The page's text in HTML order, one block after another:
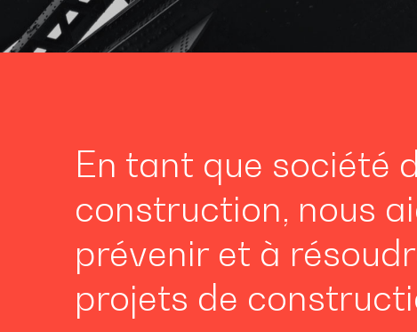
En tant que société
construction, nous
prévenir et à
projets de